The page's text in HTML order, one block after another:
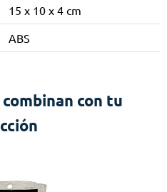
15 x 10 x 4 cm
ABS
con tu